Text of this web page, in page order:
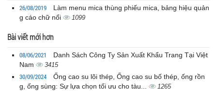
26/08/2019
Làm menu mica thùng phiếu mica, bảng hiệu quản
g cáo chữ nổi
1099
Bài viết mới hơn
08/06/2021
Danh Sách Công Ty Sản Xuất Khẩu Trang Tại Việt
Nam
3415
30/09/2024
Ống cao su lõi thép, Ống cao su bố thép, ống rồn
g, ống sùng: Sự lựa chọn tối ưu cho tàu...
1265